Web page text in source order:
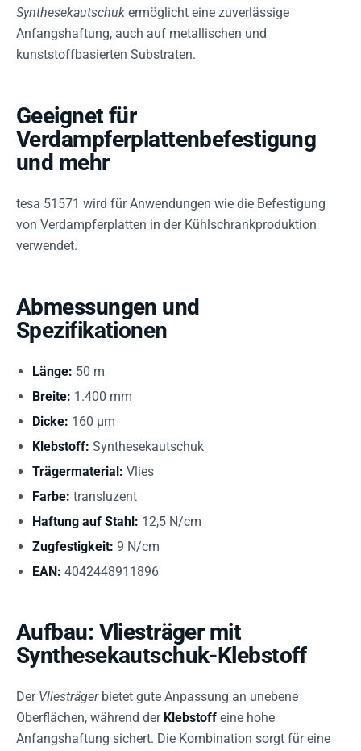
Synthesekautschuk ermöglicht eine zuverlässige
Anfangshaftung, auch auf metallischen und
kunststoffbasierten Substraten.
Geeignet für
Verdampferplattenbefestigung
und mehr
tesa 51571 wird für Anwendungen wie die Befestigung
von Verdampferplatten in der Kühlschrankproduktion
verwendet.
Abmessungen und
Spezifikationen
Länge: 50 m
Breite: 1.400 mm
Dicke: 160 µm
Klebstoff: Synthesekautschuk
Trägermaterial: Vlies
Farbe: transluzent
Haftung auf Stahl: 12,5 N/cm
Zugfestigkeit: 9 N/cm
EAN: 4042448911896
Aufbau: Vliesträger mit
Synthesekautschuk-Klebstoff
Der Vliesträgerbietet gute Anpassung an unebene
Oberflächen, während der Klebstoff eine hohe
Anfangshaftung sichert. Die Kombination sorgt für eine